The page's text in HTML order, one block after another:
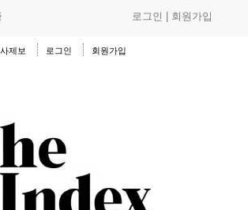
로그인 회원가입
제보 로그인 회원가입